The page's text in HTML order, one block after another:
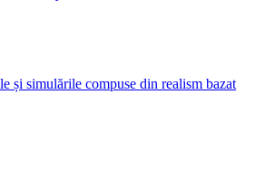
și simulările compuse din realism bazat